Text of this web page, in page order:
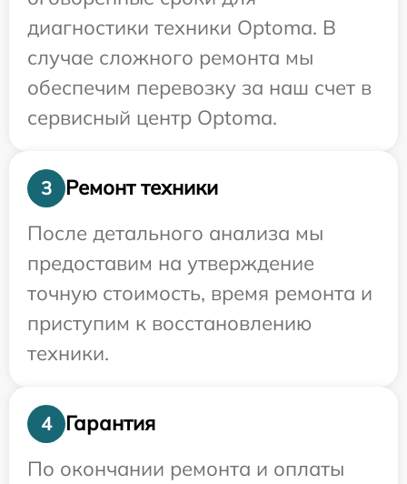
диагностики техники Optoma. В
случае сложного ремонта мы
обеспечим перевозку за наш счет в
сервисный центр Optoma.
3
Ремонт техники
После детального анализа мы
предоставим на утверждение
точную стоимость, время ремонта и
приступим к восстановлению
техники.
4
Гарантия
По окончании ремонта и оплаты